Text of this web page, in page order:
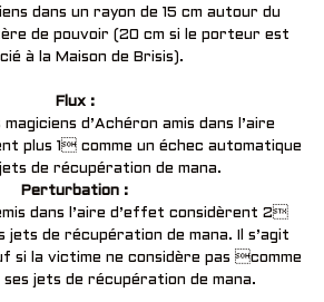
dans un rayon de 15 cm autour du
de pouvoir (20 cm si le porteur est
à la Maison de Brisis).
Flux :
d’Achéron amis dans l’aire
plus 1 comme un échec automatique
de récupération de mana.
Perturbation :
dans l’aire d’effet considèrent 2
jets de récupération de mana. Il s’agit
si la victime ne considère pas comme
jets de récupération de mana.